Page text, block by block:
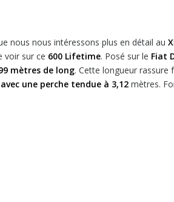
nous nous intéressons plus en détail au
voir sur ce 600 Lifetime. Posé sur le Fiat
mètres de long. Cette longueur rassure
une perche tendue à 3,12 mètres.